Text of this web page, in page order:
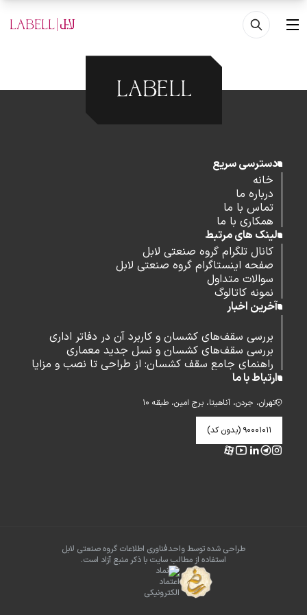
رفتن به محتوای اصلی
منو
دسترسی سریع
خانه
درباره ما
تماس با ما
همکاری با ما
لینک های مرتبط
کانال تلگرام گروه صنعتی لابل
صفحه اینستاگرام گروه صنعتی لابل
سوالات متداول
نمونه کاتالوگ
آخرین اخبار
بررسی سقف‌های کشسان و کاربرد آن در دفاتر اداری
بررسی سقف‌های کشسان و نسل جدید معماری
راهنمای جامع سقف کشسان: از طراحی تا نصب و مزایا
ارتباط با ما
تهران، جردن، آناهیتا، برج امین، طبقه ۱۰
۹۰۰۰۱۰۱۱ (بدون کد)
طراحی شده توسط واحدفناوری اطلاعات گروه صنعتی لابل
استفاده از مطالب سایت با ذکر منبع آزاد است.